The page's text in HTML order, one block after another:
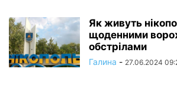
Як живуть
щоденними
обстрілами
Галина - 27.06.2024